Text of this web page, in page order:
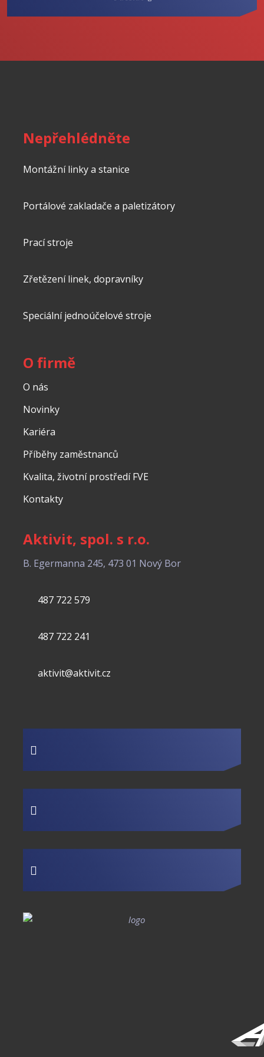
nepodařilo
Nepřehlédněte
Montážní linky a stanice
Portálové zakladače a paletizátory
Prací stroje
Zřetězení linek, dopravníky
Speciální jednoúčelové stroje
O firmě
O nás
Novinky
Kariéra
Příběhy zaměstnanců
Kvalita, životní prostředí FVE
Kontakty
Aktivit, spol. s r.o.
B. Egermanna 245, 473 01 Nový Bor
487 722 579
487 722 241
aktivit@aktivit.cz